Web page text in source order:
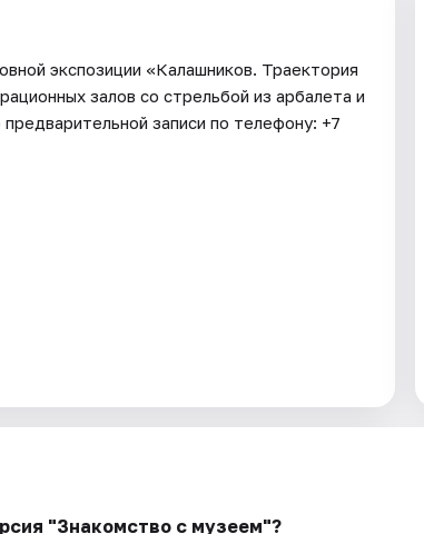
экспозиции «Калашников. Траектория
залов со стрельбой из арбалета и
записи по телефону: +7
"Знакомство с музеем"?